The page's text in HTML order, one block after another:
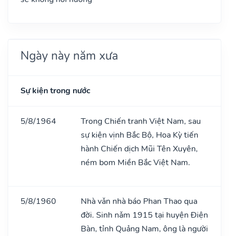
Ngày này năm xưa
Sự kiện trong nước
5/8/1964
Trong Chiến tranh Việt Nam, sau
sự kiện vịnh Bắc Bộ, Hoa Kỳ tiến
hành Chiến dịch Mũi Tên Xuyên,
ném bom Miền Bắc Việt Nam.
5/8/1960
Nhà vǎn nhà báo Phan Thao qua
đời. Sinh nǎm 1915 tại huyện Điện
Bàn, tỉnh Quảng Nam, ông là người